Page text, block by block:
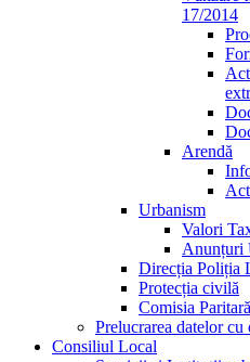
17/2014
Arendă
Urbanism
Valori
Anunțuri
Direcția Poliția
Protecția civilă
Comisia Paritară
Prelucrarea datelor cu
Consiliul Local